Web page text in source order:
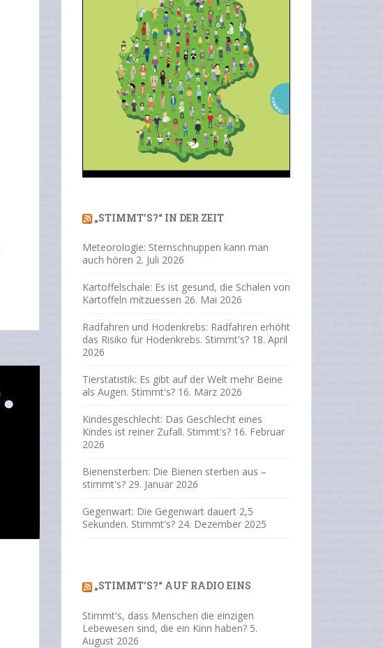
„STIMMT’S?“ IN DER ZEIT
Meteorologie: Sternschnuppen kann man
auch hören 2. Juli 2026
Kartoffelschale: Es ist gesund, die Schalen von
Kartoffeln mitzuessen 26. Mai 2026
Radfahren und Hodenkrebs: Radfahren erhöht
das Risiko für Hodenkrebs. Stimmt's? 18. April
2026
Tierstatistik: Es gibt auf der Welt mehr Beine
als Augen. Stimmt's? 16. März 2026
Kindesgeschlecht: Das Geschlecht eines
Kindes ist reiner Zufall. Stimmt's? 16. Februar
2026
Bienensterben: Die Bienen sterben aus –
stimmt's? 29. Januar 2026
Gegenwart: Die Gegenwart dauert 2,5
Sekunden. Stimmt's? 24. Dezember 2025
„STIMMT’S?“ AUF RADIO EINS
Stimmt's, dass Menschen die einzigen
Lebewesen sind, die ein Kinn haben? 5.
August 2026